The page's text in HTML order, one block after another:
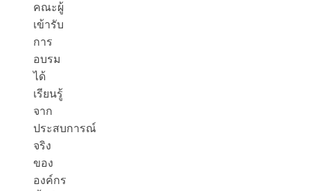
คณะผู้
เข้ารับ
การ
อบรม
ได้
เรียนรู้
จาก
ประสบการณ์
จริง
ของ
องค์กร